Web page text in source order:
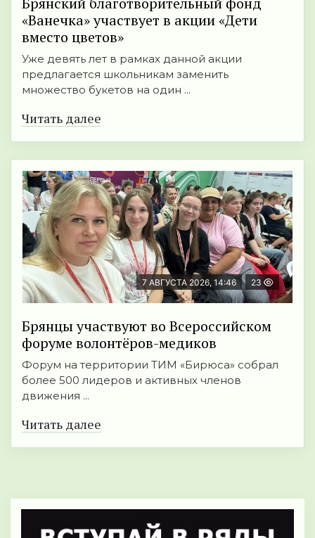
«Ванечка» участвует в акции «Дети
вместо цветов»
Уже девять лет в рамках данной акции
предлагается школьникам заменить
множество букетов на один ...
Читать далее
7 АВГУСТА 2026, 14:46 23
Брянцы участвуют во Всероссийском
форуме волонтёров-медиков
Форум на территории ТИМ «Бирюса» собрал
более 500 лидеров и активных членов
движения ...
Читать далее